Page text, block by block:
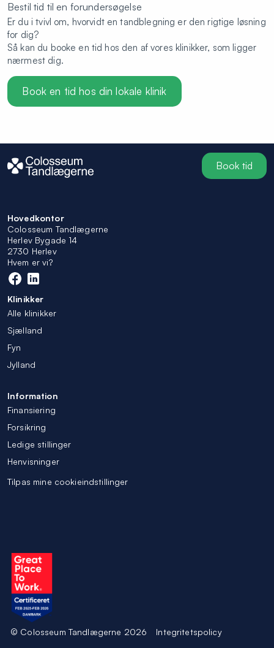
Bestil tid til en forundersøgelse
Er du i tvivl om, hvorvidt en tandblegning er den rigtige løsning
for dig?
Så kan du booke en tid hos den af vores klinikker, som ligger
nærmest dig.
Book en tid hos din lokale klinik
Book tid
Hovedkontor
Colosseum Tandlægerne
Herlev Bygade 14
2730 Herlev
Hvem er vi?
Klinikker
Alle klinikker
Sjælland
Fyn
Jylland
Information
Finansiering
Forsikring
Ledige stillinger
Henvisninger
Tilpas mine cookieindstillinger
© Colosseum Tandlægerne 2026 Integritetspolicy